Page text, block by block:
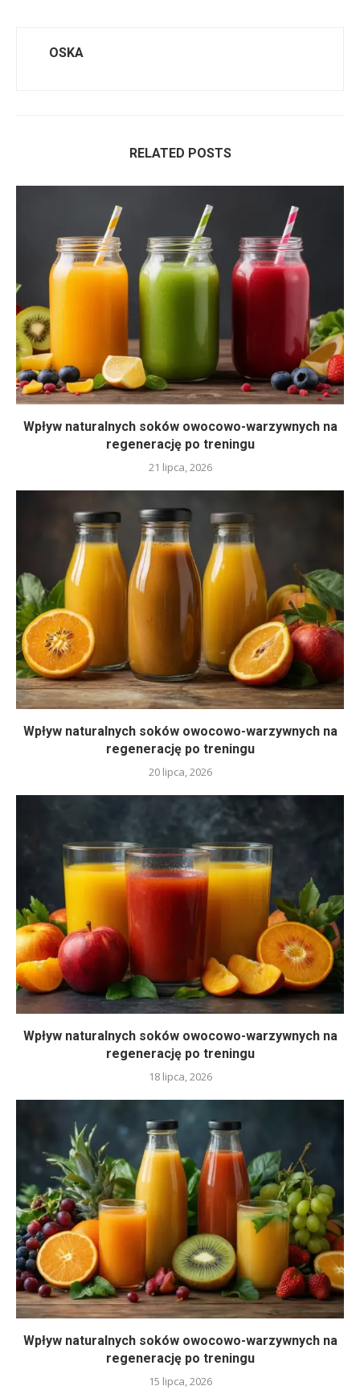
OSKA
RELATED POSTS
Wpływ naturalnych soków owocowo-warzywnych na
regenerację po treningu
21 lipca, 2026
Wpływ naturalnych soków owocowo-warzywnych na
regenerację po treningu
20 lipca, 2026
Wpływ naturalnych soków owocowo-warzywnych na
regenerację po treningu
18 lipca, 2026
Wpływ naturalnych soków owocowo-warzywnych na
regenerację po treningu
15 lipca, 2026